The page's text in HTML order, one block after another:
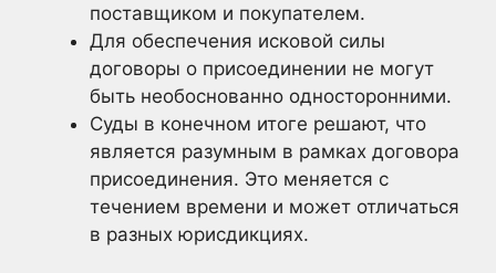
поставщиком и покупателем.
Для обеспечения исковой силы
договоры о присоединении не могут
быть необоснованно односторонними.
Суды в конечном итоге решают, что
является разумным в рамках договора
присоединения. Это меняется с
течением времени и может отличаться
в разных юрисдикциях.